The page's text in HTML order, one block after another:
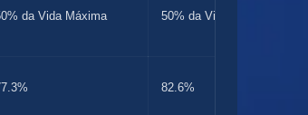
da Vida Máxima 50% da Vida Máxima
82.6%